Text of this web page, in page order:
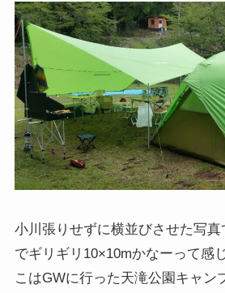
小川張りせずに横並びさせた写
でギリギリ10×10mかなーって感
こはGWに行った天滝公園キャン